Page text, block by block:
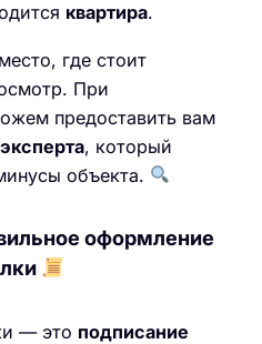
квартира.
где стоит
При
предоставить вам
, который
объекта.
оформление
— это подписание